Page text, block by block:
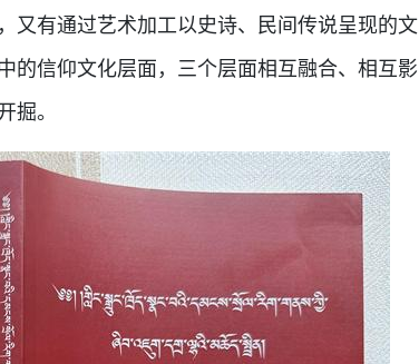
又有通过艺术加工以史诗、民间传说呈现的文
的信仰文化层面，三个层面相互融合、相互影
掘。